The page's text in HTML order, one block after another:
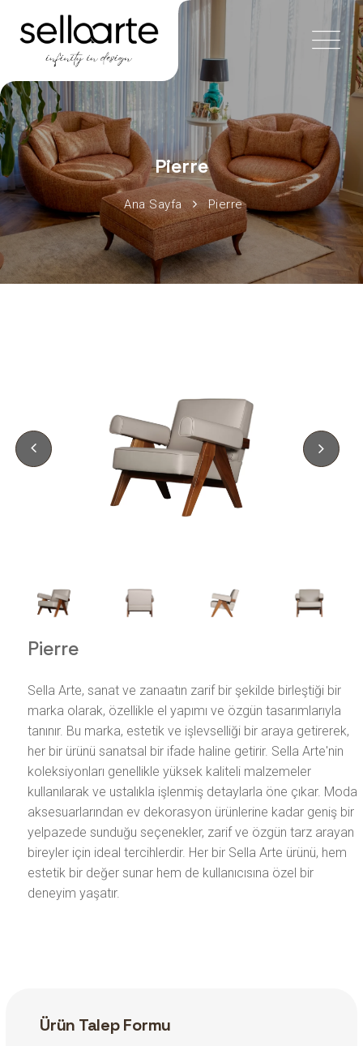
Pierre
Ana Sayfa Pierre
Pierre
Sella Arte, sanat ve zanaatın zarif bir şekilde birleştiği bir
marka olarak, özellikle el yapımı ve özgün tasarımlarıyla
tanınır. Bu marka, estetik ve işlevselliği bir araya getirerek,
her bir ürünü sanatsal bir ifade haline getirir. Sella Arte'nin
koleksiyonları genellikle yüksek kaliteli malzemeler
kullanılarak ve ustalıkla işlenmiş detaylarla öne çıkar. Moda
aksesuarlarından ev dekorasyon ürünlerine kadar geniş bir
yelpazede sunduğu seçenekler, zarif ve özgün tarz arayan
bireyler için ideal tercihlerdir. Her bir Sella Arte ürünü, hem
estetik bir değer sunar hem de kullanıcısına özel bir
deneyim yaşatır.
Ürün Talep Formu